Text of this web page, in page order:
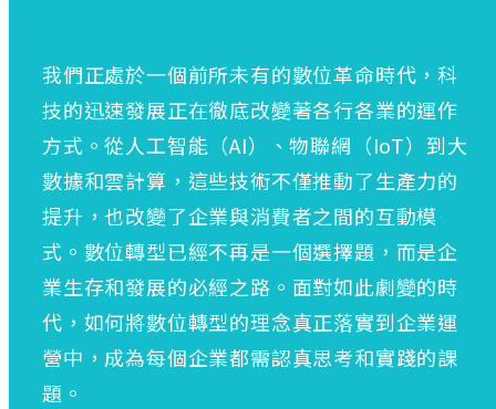
我們正處於一個前所未有的數位革命時代，科
技的迅速發展正在徹底改變著各行各業的運作
方式。從人工智能（AI）、物聯網（IoT）到大
數據和雲計算，這些技術不僅推動了生產力的
提升，也改變了企業與消費者之間的互動模
式。數位轉型已經不再是一個選擇題，而是企
業生存和發展的必經之路。面對如此劇變的時
代，如何將數位轉型的理念真正落實到企業運
營中，成為每個企業都需認真思考和實踐的課
題。